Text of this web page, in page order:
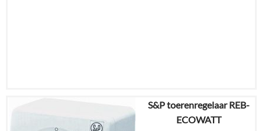
€125,84
€
S&P toerenregelaar REB-
ECOWATT